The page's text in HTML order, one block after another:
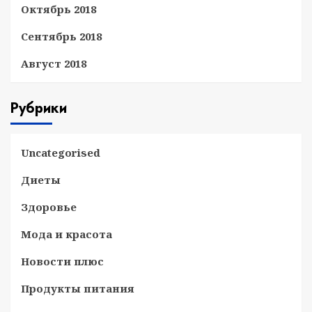
Октябрь 2018
Сентябрь 2018
Август 2018
Рубрики
Uncategorised
Диеты
Здоровье
Мода и красота
Новости плюс
Продукты питания